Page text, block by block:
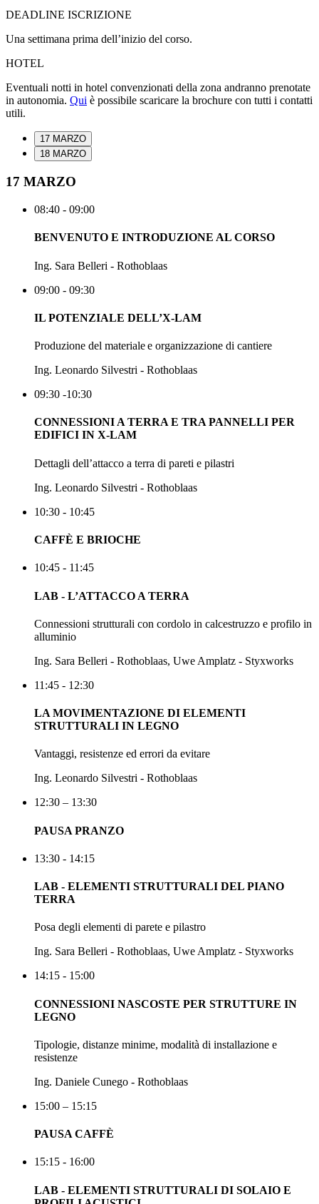
DEADLINE ISCRIZIONE
Una settimana prima dell’inizio del corso.
HOTEL
Eventuali notti in hotel convenzionati della zona andranno prenotate
in autonomia. Qui è possibile scaricare la brochure con tutti i contatti
utili.
17 MARZO
18 MARZO
17 MARZO
08:40 - 09:00
BENVENUTO E INTRODUZIONE AL CORSO
Ing. Sara Belleri - Rothoblaas
09:00 - 09:30
IL POTENZIALE DELL’X-LAM
Produzione del materiale e organizzazione di cantiere
Ing. Leonardo Silvestri - Rothoblaas
09:30 -10:30
CONNESSIONI A TERRA E TRA PANNELLI PER
EDIFICI IN X-LAM
Dettagli dell’attacco a terra di pareti e pilastri
Ing. Leonardo Silvestri - Rothoblaas
10:30 - 10:45
CAFFÈ E BRIOCHE
10:45 - 11:45
LAB - L’ATTACCO A TERRA
Connessioni strutturali con cordolo in calcestruzzo e profilo in
alluminio
Ing. Sara Belleri - Rothoblaas, Uwe Amplatz - Styxworks
11:45 - 12:30
LA MOVIMENTAZIONE DI ELEMENTI
STRUTTURALI IN LEGNO
Vantaggi, resistenze ed errori da evitare
Ing. Leonardo Silvestri - Rothoblaas
12:30 – 13:30
PAUSA PRANZO
13:30 - 14:15
LAB - ELEMENTI STRUTTURALI DEL PIANO
TERRA
Posa degli elementi di parete e pilastro
Ing. Sara Belleri - Rothoblaas, Uwe Amplatz - Styxworks
14:15 - 15:00
CONNESSIONI NASCOSTE PER STRUTTURE IN
LEGNO
Tipologie, distanze minime, modalità di installazione e
resistenze
Ing. Daniele Cunego - Rothoblaas
15:00 – 15:15
PAUSA CAFFÈ
15:15 - 16:00
LAB - ELEMENTI STRUTTURALI DI SOLAIO E